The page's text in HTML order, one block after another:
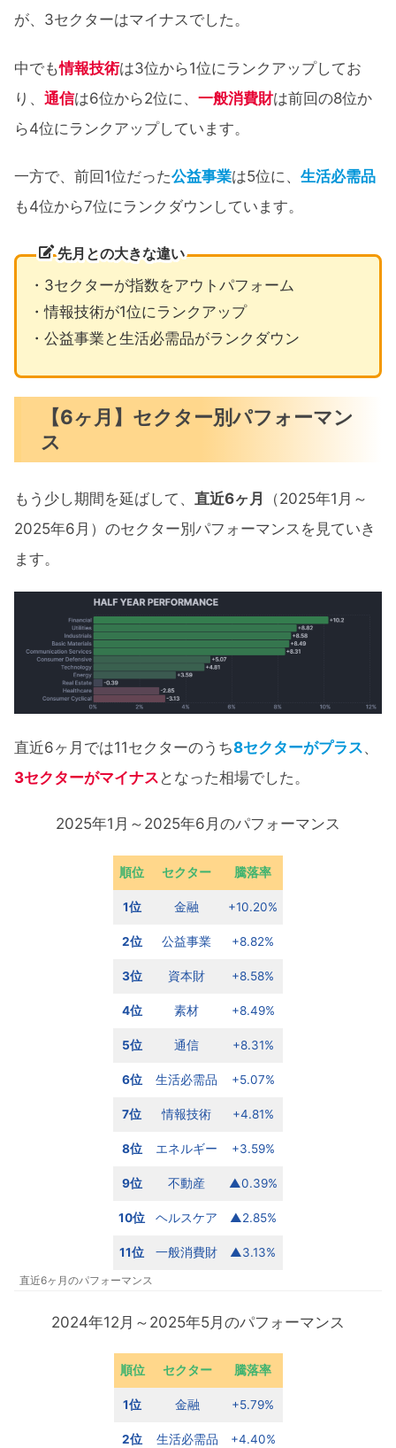
が、3セクターはマイナスでした。
中でも情報技術は3位から1位にランクアップしてお
り、 通信は6位から2位に、 一般消費財は前回の8位か
ら4位にランクアップしています。
一方で、前回1位だった公益事業は5位に、 生活必需品
も4位から7位にランクダウンしています。
先月との大きな違い
・3セクターが指数をアウトパフォーム
・情報技術が1位にランクアップ
・公益事業と生活必需品がランクダウン
【6ヶ月】セクター別パフォーマン
ス
もう少し期間を延ばして、 直近6ヶ月
（2025年1月～
2025年6月）のセクター別パフォーマンスを見ていき
ます。
直近6ヶ月では11セクターのうち8セクターがプラス、
3セクターがマイナス となった相場でした。
2025年1月～2025年6月のパフォーマンス
順位 セクター 騰落率
1位 金融 +10.20%
2位 公益事業 +8.82%
3位 資本財 +8.58%
4位 素材 +8.49%
5位 通信 +8.31%
6位 生活必需品 +5.07%
7位 情報技術 +4.81%
8位 エネルギー +3.59%
9位 不動産 ▲0.39%
10位 ヘルスケア ▲2.85%
11位 一般消費財 ▲3.13%
直近6ヶ月のパフォーマンス
2024年12月～2025年5月のパフォーマンス
順位 セクター 騰落率
1位 金融 +5.79%
2位 生活必需品 +4.40%